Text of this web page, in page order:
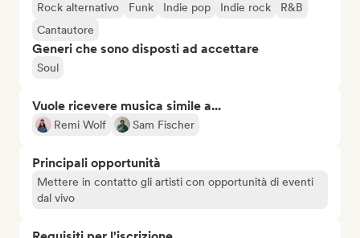
Rock alternativo Funk Indie pop Indie rock
R&B
Cantautore
Generi che sono disposti ad accettare
Soul
Vuole ricevere musica simile a...
Remi Wolf Sam Fischer
Principali opportunità
Mettere in contatto gli artisti con opportunità di eventi
dal vivo